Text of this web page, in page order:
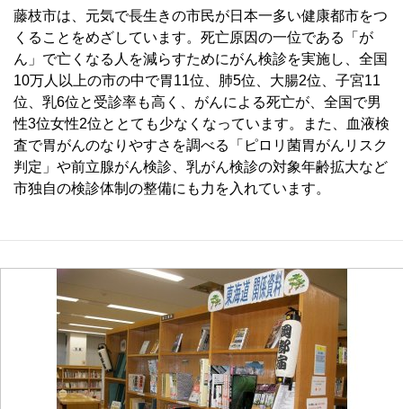
藤枝市は、元気で長生きの市民が日本一多い健康都市をつ
くることをめざしています。死亡原因の一位である「が
ん」で亡くなる人を減らすためにがん検診を実施し、全国
10万人以上の市の中で胃11位、肺5位、大腸2位、子宮11
位、乳6位と受診率も高く、がんによる死亡が、全国で男
性3位女性2位ととても少なくなっています。また、血液検
査で胃がんのなりやすさを調べる「ピロリ菌胃がんリスク
判定」や前立腺がん検診、乳がん検診の対象年齢拡大など
市独自の検診体制の整備にも力を入れています。